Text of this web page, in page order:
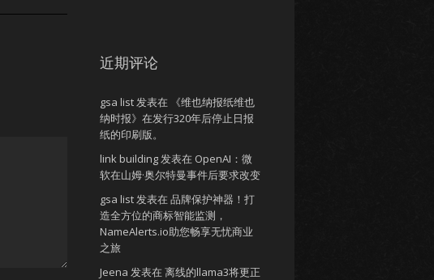
近期评论
gsa list发表在
《维也纳报纸维也
纳时报》在发行320年后停止日报
纸的印刷版。
link building发表在 OpenAI：微
软在山姆·奥尔特曼事件后要求改变
gsa list发表在 品牌保护神器！打
造全方位的商标智能监测，
NameAlerts.io助您畅享无忧商业
之旅
Jeena 发表在 离线的llama3将更正